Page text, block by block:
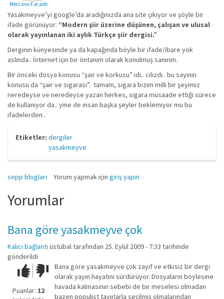
Meccano Facade
Yasakmeyve’yi google’da aradığınızda ana site çıkıyor ve şöyle bir
ifade görünüyor: “Modern şiir üzerine düşünen, çalışan ve ulusal
olarak yayınlanan iki aylık Türkçe şiir dergisi.”
Derginin künyesinde ya da kapağında böyle bir ifade/ibare yok
aslında.. İnternet için bir öntanım olarak konulmuş sanırım.
Bir önceki dosya konusu “şair ve korkusu” idi.. cılızdı.. bu sayının
konusu da “şair ve sigarası”.. tamam, sigara bizim milli bir şeyimiz
neredeyse ve neredeyse yazan herkes, sigara müsaade ettiği sürece
de kullanıyor da.. yine de insan başka şeyler beklemiyor mu bu
ifadelerden..
Etiketler: dergiler
yasakmeyve
sepp blogları Yorum yapmak için giriş yapın
Yorumlar
Bana göre yasakmeyve çok
Kalıcı bağlantı üstübaltarafından 25. Eylül 2009 - 7:33 tarihinde
gönderildi
Çok iyi!O
kadar
iyi
Puanlar: 12
Bana göre yasakmeyve çok zayıf ve etkisiz bir dergi
olarak yayın hayatını sürdürüyor. Dosyaların böylesine
havada kalmasının sebebi de bir meselesi olmadan
bazen populist tavırlarla seçilmiş olmalarından